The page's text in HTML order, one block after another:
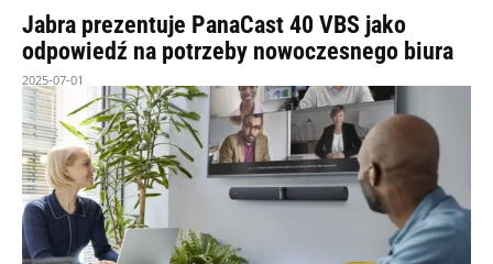
Jabra prezentuje PanaCast 40 VBS jako
odpowiedź na potrzeby nowoczesnego biura
2025-07-01